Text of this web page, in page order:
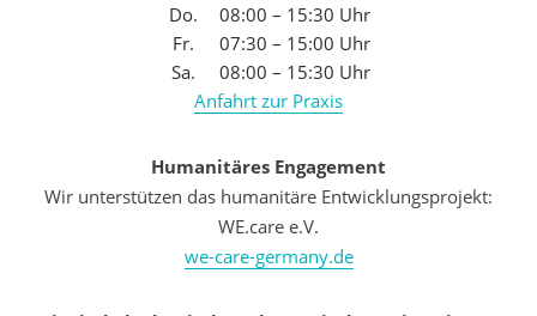
Do.
08:00 – 15:30 Uhr
Fr.
07:30 – 15:00 Uhr
Sa.
08:00 – 15:30 Uhr
Anfahrt zur Praxis
Humanitäres Engagement
Wir unterstützen das humanitäre Entwicklungsprojekt:
WE.care e.V.
we-care-germany.de